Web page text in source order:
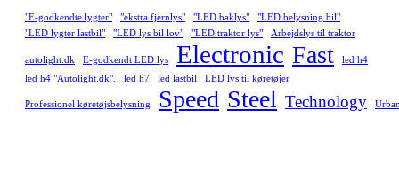
"E-godkendte lygter" "ekstra fjernlys" "LED baklys"
"LED belysning bil"
"LED lygter lastbil"
"LED lys bil lov" "LED traktor lys" Arbejdslys til traktor
autolight.dk E-godkendt LED lys Electronic Fast
led h4
led h4 "Autolight.dk".
led h7 led lastbil LED lys til køretøjer
Professionel køretøjsbelysning Speed Steel Technology